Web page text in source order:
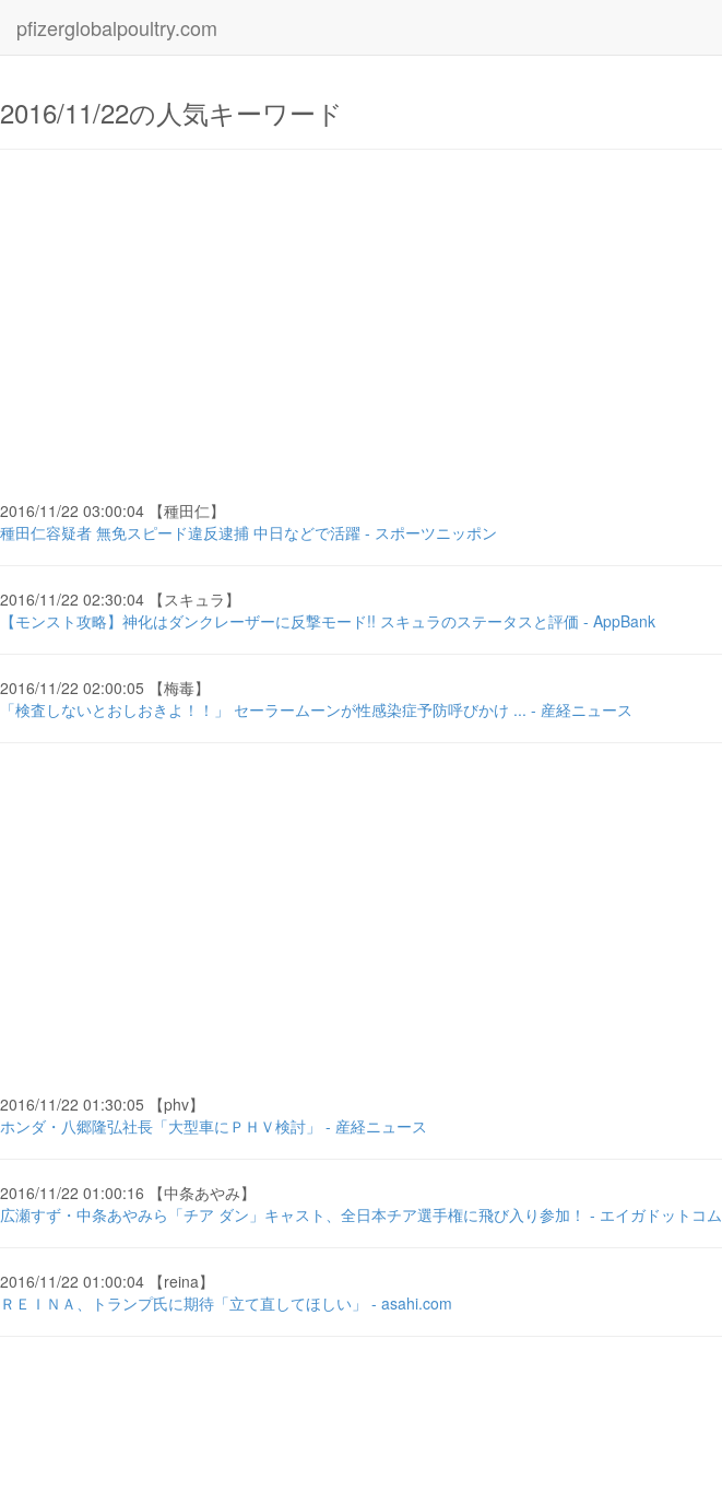
pfizerglobalpoultry.com
2016/11/22の人気キーワード
2016/11/22 03:00:04 【種田仁】
種田仁容疑者 無免スピード違反逮捕 中日などで活躍 - スポーツニッポン
2016/11/22 02:30:04 【スキュラ】
【モンスト攻略】神化はダンクレーザーに反撃モード!! スキュラのステータスと評価 - AppBank
2016/11/22 02:00:05 【梅毒】
「検査しないとおしおきよ！！」 セーラームーンが性感染症予防呼びかけ ... - 産経ニュース
2016/11/22 01:30:05 【phv】
ホンダ・八郷隆弘社長「大型車にＰＨＶ検討」 - 産経ニュース
2016/11/22 01:00:16 【中条あやみ】
広瀬すず・中条あやみら「チア ダン」キャスト、全日本チア選手権に飛び入り参加！ - エイガドットコム
2016/11/22 01:00:04 【reina】
ＲＥＩＮＡ、トランプ氏に期待「立て直してほしい」 - asahi.com